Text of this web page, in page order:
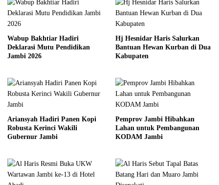
Wabup Bakhtiar Hadiri
Deklarasi Mutu Pendidikan
Jambi 2026
Hj Hesnidar Haris Salurkan
Bantuan Hewan Kurban di Dua
Kabupaten
Ariansyah Hadiri Panen Kopi
Robusta Kerinci Wakili
Gubernur Jambi
Pemprov Jambi Hibahkan
Lahan untuk Pembangunan
KODAM Jambi